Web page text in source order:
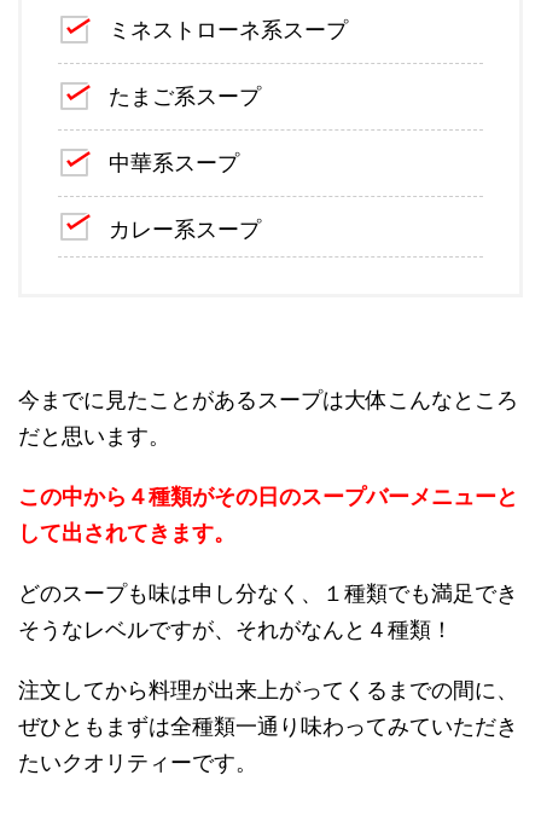
ミネストローネ系スープ
たまご系スープ
中華系スープ
カレー系スープ
今までに見たことがあるスープは大体こんなところ
だと思います。
この中から４種類がその日のスープバーメニューと
して出されてきます。
どのスープも味は申し分なく、１種類でも満足でき
そうなレベルですが、それがなんと４種類！
注文してから料理が出来上がってくるまでの間に、
ぜひともまずは全種類一通り味わってみていただき
たいクオリティーです。